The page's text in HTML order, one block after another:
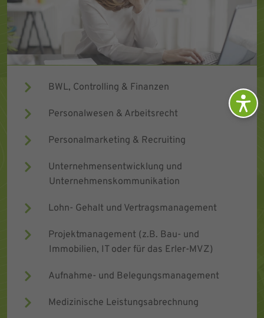
BWL, Controlling & Finanzen
Personalwesen & Arbeitsrecht
Personalmarketing & Recruiting
Unternehmensentwicklung und
Unternehmenskommunikation
Lohn- Gehalt und Vertragsmanagement
Projektmanagement (z.B. Bau- und
Immobilien, IT oder für das Erler-MVZ)
Aufnahme- und Belegungsmanagement
Medizinische Leistungsabrechnung